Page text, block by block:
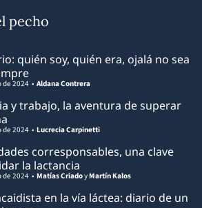
pecho
quién soy, quién era, ojalá no sea
Aldana Contrera
de 2024
y trabajo, la aventura de superar
Lucrecia Carpinetti
de 2024
corresponsables, una clave
la lactancia
Matías CriadoyMartín Kalos
de 2024
en la vía láctea: diario de un